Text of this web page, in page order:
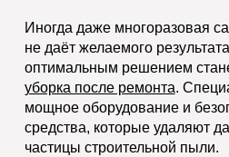
Иногда даже многоразовая
не даёт желаемого
оптимальным решением
уборка после ремонта.
мощное оборудование и
средства, которые удаляют
частицы строительной пыли.